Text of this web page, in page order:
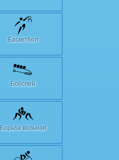
Баскетбол
Бобслей
Борьба вольная